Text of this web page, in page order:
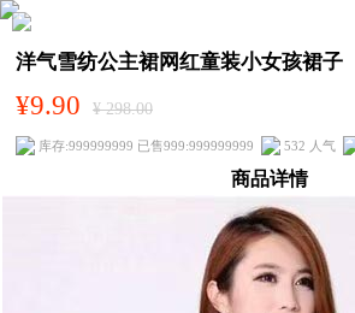
洋气雪纺公主裙网红童装小女孩裙子
¥9.90 ¥ 298.00
库存:999999999 已售999:999999999 532 人气
商品详情